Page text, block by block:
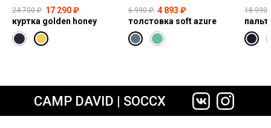
сайте СДЭК
24 700 ₽ 17 290 ₽
куртка golden honey
6 990 ₽ 4 893 ₽
толстовка soft azure
18 990
CAMP DAVID | SOCCX